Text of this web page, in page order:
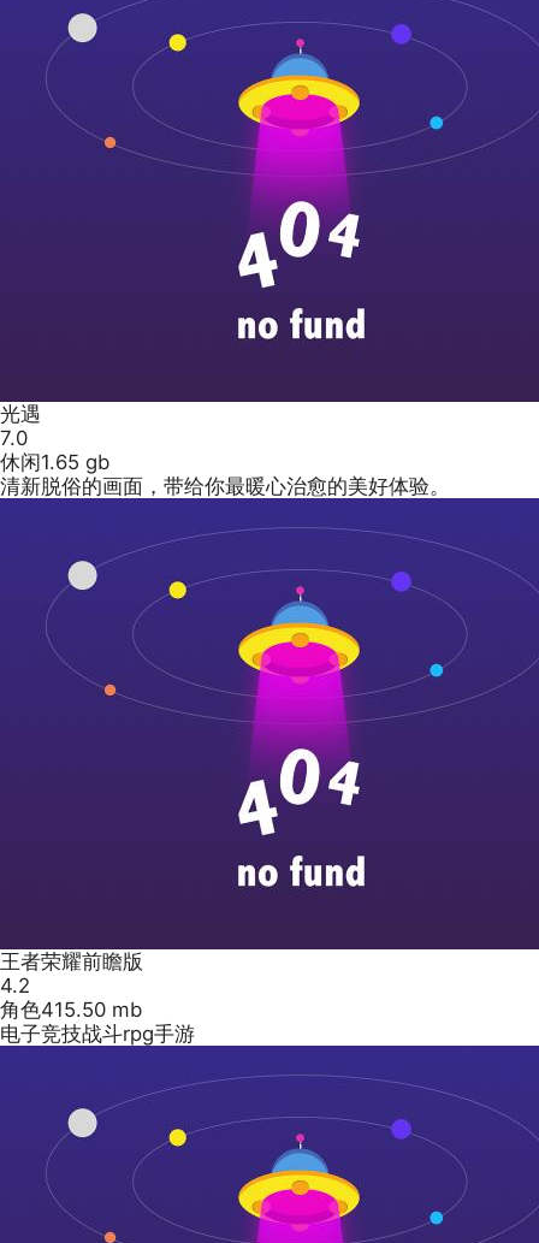
光遇
7.0
休闲1.65 gb
清新脱俗的画面，带给你最暖心治愈的美好体验。
王者荣耀前瞻版
4.2
角色415.50 mb
电子竞技战斗rpg手游